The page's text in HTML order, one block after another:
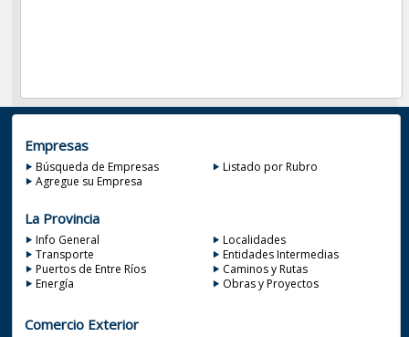
Empresas
Búsqueda de Empresas
Listado por Rubro
Agregue su Empresa
La Provincia
Info General
Localidades
Transporte
Entidades Intermedias
Puertos de Entre Ríos
Caminos y Rutas
Energía
Obras y Proyectos
Comercio Exterior